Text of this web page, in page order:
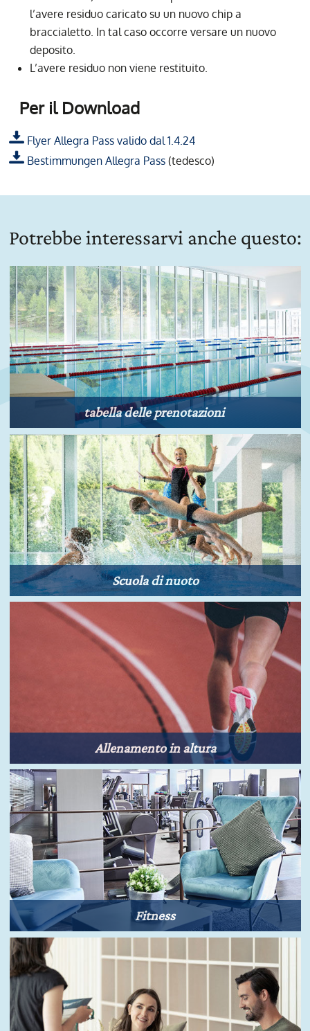
l’avere residuo caricato su un nuovo chip a
braccialetto. In tal caso occorre versare un nuovo
deposito.
L’avere residuo non viene restituito.
Per il Download
Flyer Allegra Pass valido dal 1.4.24
Bestimmungen Allegra Pass (tedesco)
Potrebbe interessarvi anche questo:
tabella delle prenotazioni
Scuola di nuoto
Allenamento in altura
Fitness